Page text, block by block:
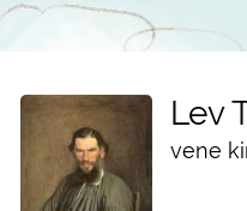
Lev
vene